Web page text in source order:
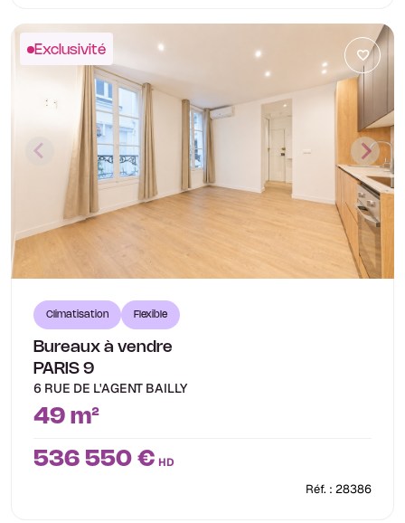
Exclusivité
Climatisation Flexible
Bureaux à vendre
PARIS 9
6 RUE DE L'AGENT BAILLY
49 m²
536 550 € HD
Réf. : 28386